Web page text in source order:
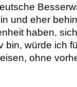
und eher
haben,
bin, würde ich
ohne